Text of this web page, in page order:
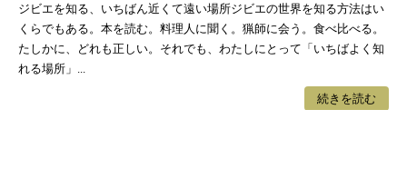
ジビエを知る、いちばん近くて遠い場所ジビエの世界を知る方法はい
くらでもある。本を読む。料理人に聞く。猟師に会う。食べ比べる。
たしかに、どれも正しい。それでも、わたしにとって「いちばよく知
れる場所」...
続きを読む